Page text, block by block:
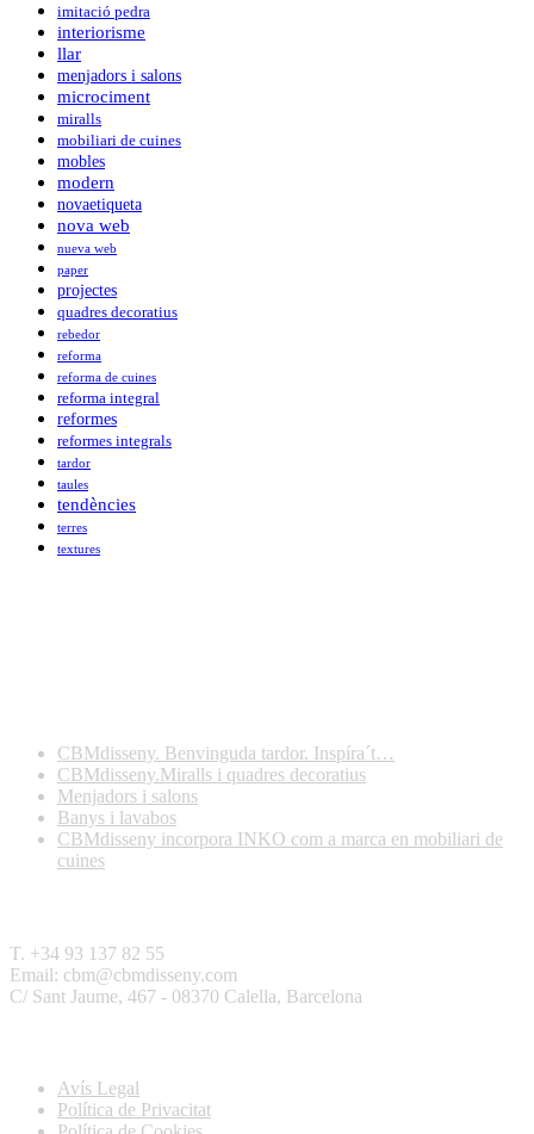
imitació pedra
interiorisme
llar
menjadors i salons
microciment
miralls
mobiliari de cuines
mobles
modern
novaetiqueta
nova web
nueva web
paper
projectes
quadres decoratius
rebedor
reforma
reforma de cuines
reforma integral
reformes
reformes integrals
tardor
taules
tendències
terres
textures
CBMdisseny. Benvinguda tardor. Inspíra´t…
CBMdisseny.Miralls i quadres decoratius
Menjadors i salons
Banys i lavabos
CBMdisseny incorpora INKO com a marca en mobiliari de
cuines
T. +34 93 137 82 55
Email: cbm@cbmdisseny.com
C/ Sant Jaume, 467 - 08370 Calella, Barcelona
Avís Legal
Política de Privacitat